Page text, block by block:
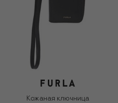
Кожаная ключница